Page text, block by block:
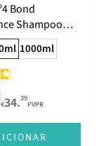
Bond
Shampoo
1000ml
€34.39
PVPR